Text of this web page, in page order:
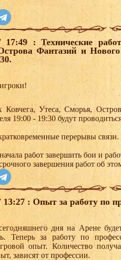
17:49 : Технические
Фантазий и
Ковчега, Утеса, Сморья,
19:00 - 19:30 будут
перерывы связи.
работ завершить бои и
завершения работ об
13:27 : Опыт за работу по
дня на Арене
Теперь за работу по
опыт. Количество
зависят от профессии.